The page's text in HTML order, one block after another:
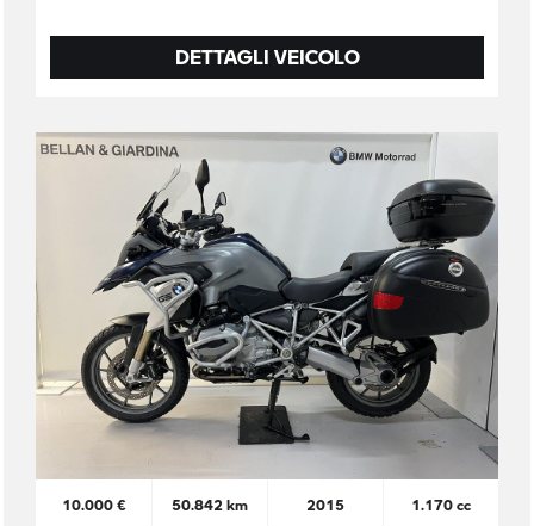
DETTAGLI VEICOLO
10.000 € 50.842 km 2015 1.170 cc